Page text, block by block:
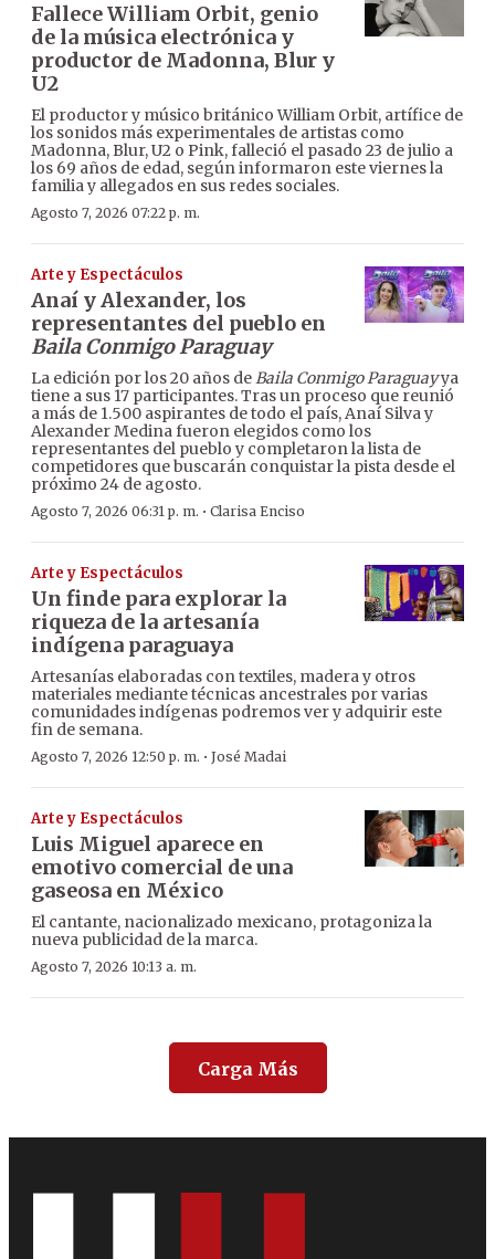
Fallece William Orbit, genio
de la música electrónica y
productor de Madonna, Blur y
U2
El productor y músico británico William Orbit, artífice de
los sonidos más experimentales de artistas como
Madonna, Blur, U2 o Pink, falleció el pasado 23 de julio a
los 69 años de edad, según informaron este viernes la
familia y allegados en sus redes sociales.
Agosto 7, 2026 07:22 p. m.
Arte y Espectáculos
Anaí y Alexander, los
representantes del pueblo en
Baila Conmigo Paraguay
La edición por los 20 años deBaila Conmigo Paraguayya
tiene a sus 17 participantes. Tras un proceso que reunió
a más de 1.500 aspirantes de todo el país, Anaí Silva y
Alexander Medina fueron elegidos como los
representantes del pueblo y completaron la lista de
competidores que buscarán conquistar la pista desde el
próximo 24 de agosto.
Agosto 7, 2026 06:31 p. m. · Clarisa Enciso
Arte y Espectáculos
Un finde para explorar la
riqueza de la artesanía
indígena paraguaya
Artesanías elaboradas con textiles, madera y otros
materiales mediante técnicas ancestrales por varias
comunidades indígenas podremos ver y adquirir este
fin de semana.
Agosto 7, 2026 12:50 p. m. · José Madai
Arte y Espectáculos
Luis Miguel aparece en
emotivo comercial de una
gaseosa en México
El cantante, nacionalizado mexicano, protagoniza la
nueva publicidad de la marca.
Agosto 7, 2026 10:13 a. m.
Carga Más